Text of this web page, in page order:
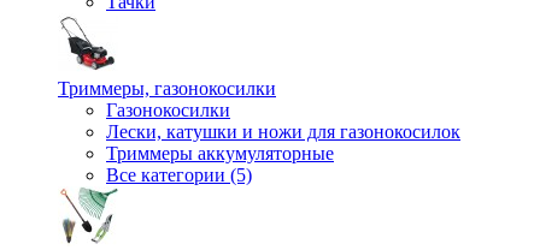
Триммеры, газонокосилки
Газонокосилки
Лески, катушки и ножи для газонокосилок
Триммеры аккумуляторные
Все категории (5)